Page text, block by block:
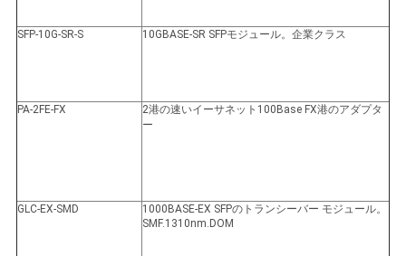
SFP-10G-SR-S 10GBASE-SR SFPモジュール。企業クラス
PA-2FE-FX
2港の速いイーサネット100Base FX港のアダプタ
ー
GLC-EX-SMD
1000BASE-EX SFPのトランシーバー モジュール。
SMF.1310nm.DOM